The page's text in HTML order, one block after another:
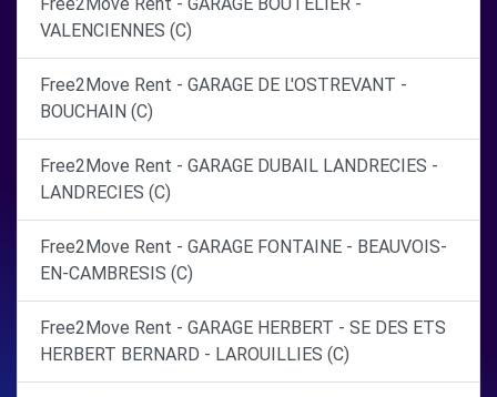
VALENCIENNES (C)
Free2Move Rent - GARAGE DE L'OSTREVANT -
BOUCHAIN (C)
Free2Move Rent - GARAGE DUBAIL LANDRECIES -
LANDRECIES (C)
Free2Move Rent - GARAGE FONTAINE - BEAUVOIS-
EN-CAMBRESIS (C)
Free2Move Rent - GARAGE HERBERT - SE DES ETS
HERBERT BERNARD - LAROUILLIES (C)